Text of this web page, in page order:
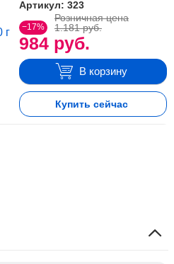
Артикул: 323
−17%
984 руб.
Розничная цена
1.181 руб.
В корзину
Купить сейчас